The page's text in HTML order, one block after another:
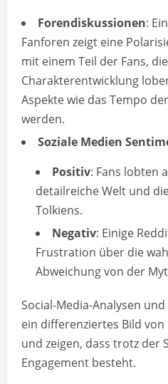
Forendiskussionen:
Fanforen zeigt eine
mit einem Teil der Fans,
Charakterentwicklung
Aspekte wie das Tempo
werden.
Soziale Medien
Positiv: Fans lobten
detailreiche Welt und
Tolkiens.
Negativ: Einige
Frustration über die
Abweichung von der
Social-Media-Analysen
ein differenziertes Bild
und zeigen, dass trotz der
Engagement besteht.